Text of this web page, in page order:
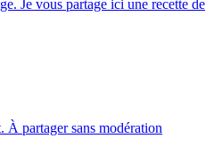
Je vous partage ici une recette de
partager sans modération